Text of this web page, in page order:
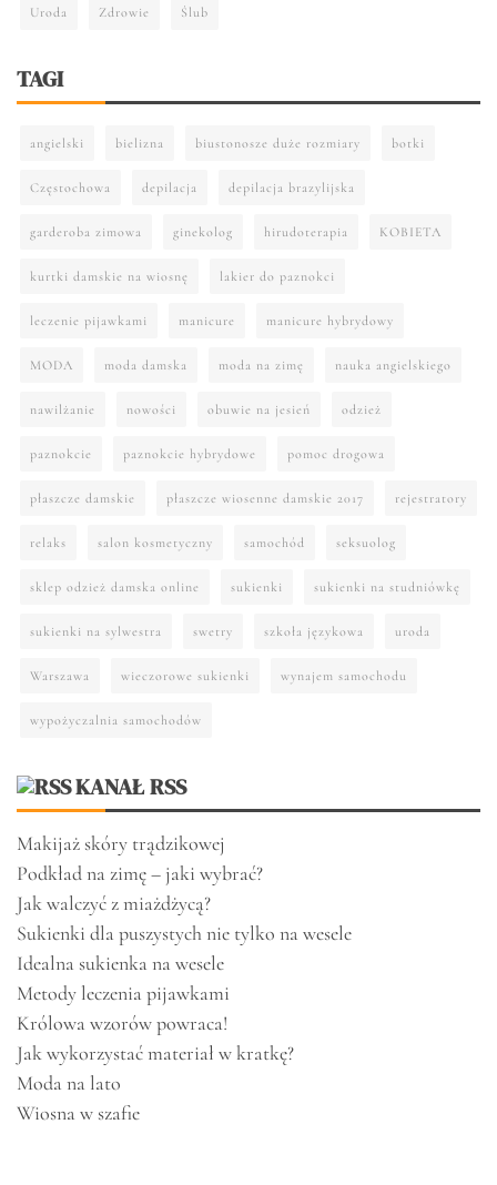
Uroda Zdrowie Ślub
TAGI
angielski bielizna biustonosze duże rozmiary botki
Częstochowa depilacja depilacja brazylijska
garderoba zimowa ginekolog hirudoterapia KOBIETA
kurtki damskie na wiosnę lakier do paznokci
leczenie pijawkami manicure manicure hybrydowy
MODA moda damska moda na zimę nauka angielskiego
nawilżanie nowości obuwie na jesień odzież
paznokcie paznokcie hybrydowe pomoc drogowa
płaszcze damskie płaszcze wiosenne damskie 2017 rejestratory
relaks salon kosmetyczny samochód seksuolog
sklep odzież damska online sukienki sukienki na studniówkę
sukienki na sylwestra swetry szkoła językowa uroda
Warszawa wieczorowe sukienki wynajem samochodu
wypożyczalnia samochodów
KANAŁ RSS
Makijaż skóry trądzikowej
Podkład na zimę – jaki wybrać?
Jak walczyć z miażdżycą?
Sukienki dla puszystych nie tylko na wesele
Idealna sukienka na wesele
Metody leczenia pijawkami
Królowa wzorów powraca!
Jak wykorzystać materiał w kratkę?
Moda na lato
Wiosna w szafie